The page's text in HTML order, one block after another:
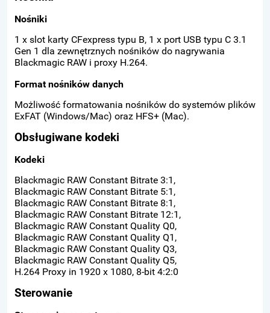
Nośniki
1 x slot karty CFexpress typu B, 1 x port USB typu C 3.1
Gen 1 dla zewnętrznych nośników do nagrywania
Blackmagic RAW i proxy H.264.
Format nośników danych
Możliwość formatowania nośników do systemów plików
ExFAT (Windows/Mac) oraz HFS+ (Mac).
Obsługiwane kodeki
Kodeki
Blackmagic RAW Constant Bitrate 3:1,
Blackmagic RAW Constant Bitrate 5:1,
Blackmagic RAW Constant Bitrate 8:1,
Blackmagic RAW Constant Bitrate 12:1,
Blackmagic RAW Constant Quality Q0,
Blackmagic RAW Constant Quality Q1,
Blackmagic RAW Constant Quality Q3,
Blackmagic RAW Constant Quality Q5,
H.264 Proxy in 1920 x 1080, 8-bit 4:2:0
Sterowanie